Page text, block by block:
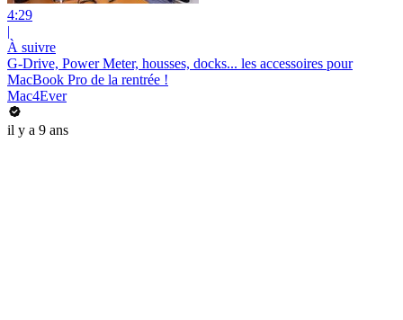
4:29
|
À suivre
G-Drive, Power Meter, housses, docks... les accessoires pour
MacBook Pro de la rentrée !
Mac4Ever
il y a 9 ans